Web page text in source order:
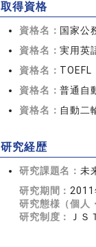
取得資格
資格名： 国家公
資格名：実用英
資格名： TOEFL
資格名：普通自
資格名： 自動二
研究経歴
研究課題名：未
研究期間： 2011
研究態様（個人
研究制度：
Ｊ